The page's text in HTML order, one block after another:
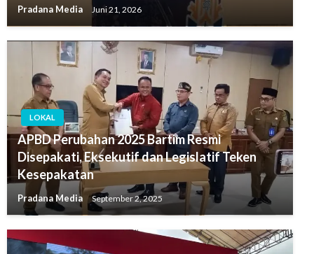
Pradana Media Juni 21, 2026
LOKAL
APBD Perubahan 2025 Bartim Resmi
Disepakati, Eksekutif dan Legislatif Teken
Kesepakatan
Pradana Media September 2, 2025